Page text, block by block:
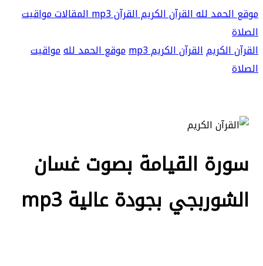
موقع الحمد للهالقرآن الكريمالقرآن mp3 المقالاتمواقيت
الصلاة
القرآن الكريمالقرآن الكريم mp3 موقع الحمد للهمواقيت
الصلاة
سورة القيامة بصوت غسان
الشوربجي بجودة عالية mp3